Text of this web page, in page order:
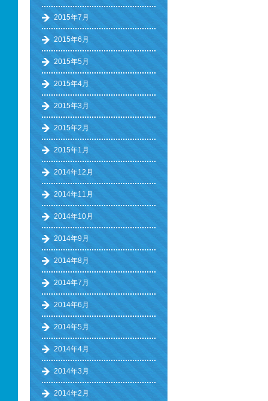
2015年7月
2015年6月
2015年5月
2015年4月
2015年3月
2015年2月
2015年1月
2014年12月
2014年11月
2014年10月
2014年9月
2014年8月
2014年7月
2014年6月
2014年5月
2014年4月
2014年3月
2014年2月